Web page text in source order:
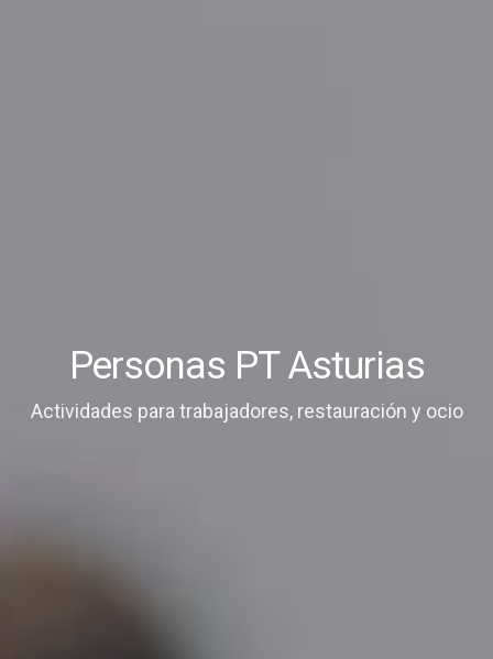
Personas PT Asturias
Actividades para trabajadores, restauración y ocio